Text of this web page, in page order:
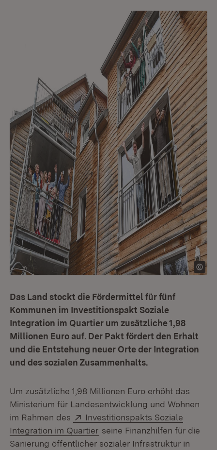
Das Land stockt die Fördermittel für fünf
Kommunen im Investitionspakt Soziale
Integration im Quartier um zusätzliche 1,98
Millionen Euro auf. Der Pakt fördert den Erhalt
und die Entstehung neuer Orte der Integration
und des sozialen Zusammenhalts.
Um zusätzliche 1,98 Millionen Euro erhöht das
Ministerium für Landesentwicklung und Wohnen
im Rahmen des
Extern:
Investitionspakts Soziale
Integration im Quartier (Öffnet in neuem Fenster)
seine Finanzhilfen für die
Sanierung öffentlicher sozialer Infrastruktur in